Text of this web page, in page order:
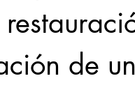
de